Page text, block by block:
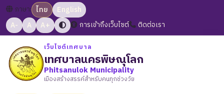
ภาษา: ไทย
English
A-
A A+ การเข้าถึงเว็บไซต์ ติดต่อเรา
เว็บไซต์เทศบาล
เทศบาลนครพิษณุโลก
Phitsanulok Municipality
เมืองสร้างสรรค์สำหรับคนทุกช่วงวัย